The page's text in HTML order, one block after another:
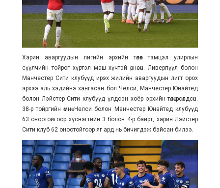
Харин аваргуудын лигийн эрхийн төлөөх тэмцэл улирлын
сүүлчийн тойрог хүртэл маш хүчтэй өрнөсөн. Ливерпүүл болон
Манчестер Сити клубүүд ирэх жилийн аваргуудын лигт орох
эрхээ аль хэдийнэ хангасан бол Челси, Манчестер Юнайтед
болон Лэйстер Сити клубүүд үлдсэн хоёр эрхийн төлөөөрсөлдсөн.
38-р тойргийн өмнө Челси болон Манчестер Юнайтед клубүүд
63 оноотойгоор хүснэгтийн 3 болон 4-р байрт, харин Лэйстер
Сити клуб 62 оноотойгоор яг ард нь бичигдэж байсан билээ.